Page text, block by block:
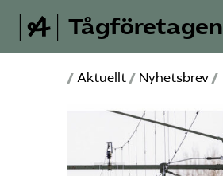
Tågföretagen
/ Aktuellt / Nyhetsbrev /